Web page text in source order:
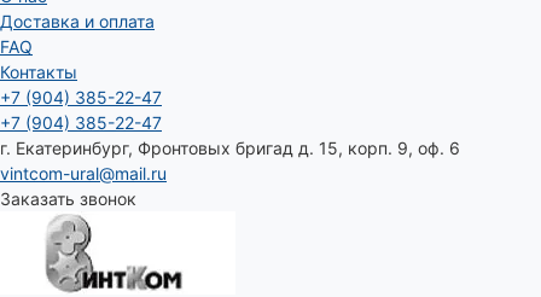
Доставка и оплата
FAQ
Контакты
+7 (904) 385-22-47
+7 (904) 385-22-47
г. Екатеринбург, Фронтовых бригад д. 15, корп. 9, оф. 6
vintcom-ural@mail.ru
Заказать звонок